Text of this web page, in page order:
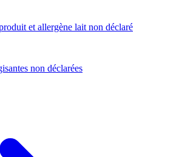
et allergène lait non déclaré
non déclarées